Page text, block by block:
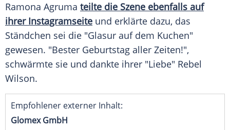
Ramona Agruma teilte die Szene ebenfalls auf
ihrer Instagramseite und erklärte dazu, das
Ständchen sei die "Glasur auf dem Kuchen"
gewesen. "Bester Geburtstag aller Zeiten!",
schwärmte sie und dankte ihrer "Liebe" Rebel
Wilson.
Empfohlener externer Inhalt:
Glomex GmbH